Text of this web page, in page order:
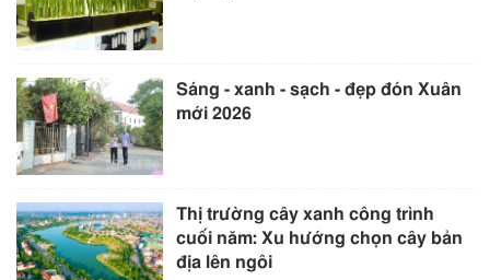
Sáng - xanh - sạch - đẹp đón Xuân
mới 2026
Thị trường cây xanh công trình
cuối năm: Xu hướng chọn cây bản
địa lên ngôi